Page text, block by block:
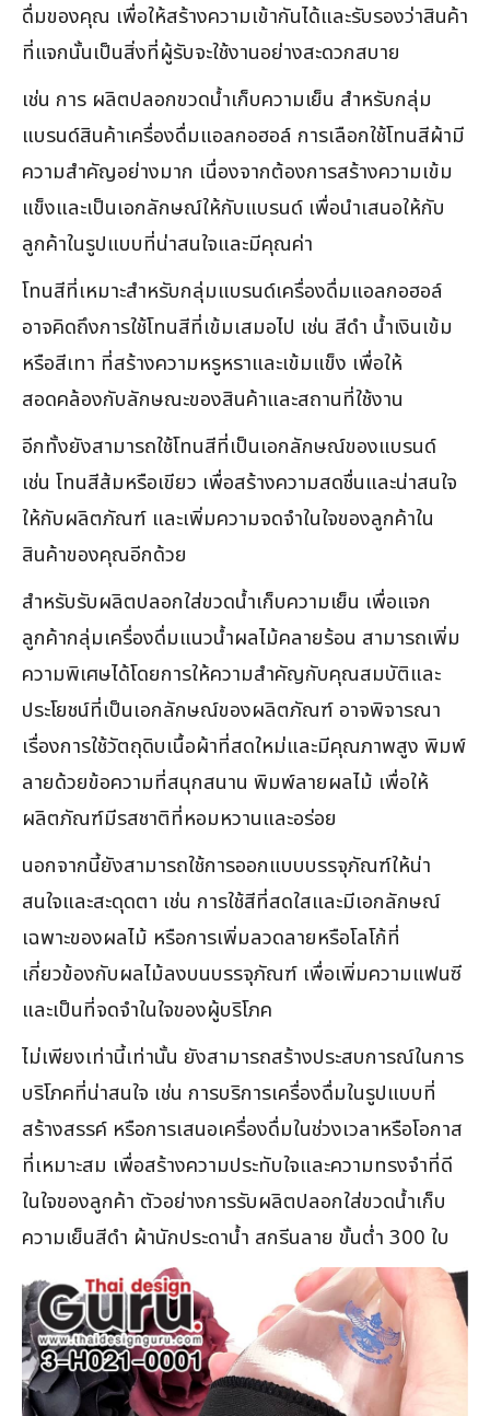
ดื่มของคุณ เพื่อให้สร้างความเข้ากันได้และรับรองว่าสินค้า
ที่แจกนั้นเป็นสิ่งที่ผู้รับจะใช้งานอย่างสะดวกสบาย
เช่น การ ผลิตปลอกขวดน้ำเก็บความเย็น สำหรับกลุ่ม
แบรนด์สินค้าเครื่องดื่มแอลกอฮอล์ การเลือกใช้โทนสีผ้ามี
ความสำคัญอย่างมาก เนื่องจากต้องการสร้างความเข้ม
แข็งและเป็นเอกลักษณ์ให้กับแบรนด์ เพื่อนำเสนอให้กับ
ลูกค้าในรูปแบบที่น่าสนใจและมีคุณค่า
โทนสีที่เหมาะสำหรับกลุ่มแบรนด์เครื่องดื่มแอลกอฮอล์
อาจคิดถึงการใช้โทนสีที่เข้มเสมอไป เช่น สีดำ น้ำเงินเข้ม
หรือสีเทา ที่สร้างความหรูหราและเข้มแข็ง เพื่อให้
สอดคล้องกับลักษณะของสินค้าและสถานที่ใช้งาน
อีกทั้งยังสามารถใช้โทนสีที่เป็นเอกลักษณ์ของแบรนด์
เช่น โทนสีส้มหรือเขียว เพื่อสร้างความสดชื่นและน่าสนใจ
ให้กับผลิตภัณฑ์ และเพิ่มความจดจำในใจของลูกค้าใน
สินค้าของคุณอีกด้วย
สำหรับรับผลิตปลอกใส่ขวดน้ำเก็บความเย็น เพื่อแจก
ลูกค้ากลุ่มเครื่องดื่มแนวน้ำผลไม้คลายร้อน สามารถเพิ่ม
ความพิเศษได้โดยการให้ความสำคัญกับคุณสมบัติและ
ประโยชน์ที่เป็นเอกลักษณ์ของผลิตภัณฑ์ อาจพิจารณา
เรื่องการใช้วัตถุดิบเนื้อผ้าที่สดใหม่และมีคุณภาพสูง พิมพ์
ลายด้วยข้อความที่สนุกสนาน พิมพ์ลายผลไม้ เพื่อให้
ผลิตภัณฑ์มีรสชาติที่หอมหวานและอร่อย
นอกจากนี้ยังสามารถใช้การออกแบบบรรจุภัณฑ์ให้น่า
สนใจและสะดุดตา เช่น การใช้สีที่สดใสและมีเอกลักษณ์
เฉพาะของผลไม้ หรือการเพิ่มลวดลายหรือโลโก้ที่
เกี่ยวข้องกับผลไม้ลงบนบรรจุภัณฑ์ เพื่อเพิ่มความแฟนซี
และเป็นที่จดจำในใจของผู้บริโภค
ไม่เพียงเท่านี้เท่านั้น ยังสามารถสร้างประสบการณ์ในการ
บริโภคที่น่าสนใจ เช่น การบริการเครื่องดื่มในรูปแบบที่
สร้างสรรค์ หรือการเสนอเครื่องดื่มในช่วงเวลาหรือโอกาส
ที่เหมาะสม เพื่อสร้างความประทับใจและความทรงจำที่ดี
ในใจของลูกค้า ตัวอย่างการรับผลิตปลอกใส่ขวดน้ำเก็บ
ความเย็นสีดำ ผ้านักประดาน้ำ สกรีนลาย ขั้นต่ำ 300 ใบ